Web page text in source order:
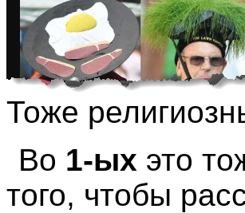
Тоже
Во 1-ых это
того, чтобы